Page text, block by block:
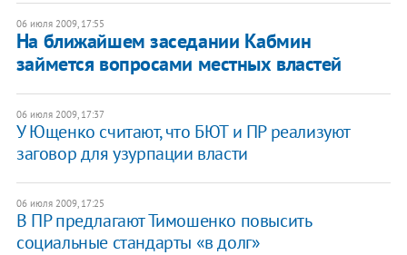
06 июля 2009, 17:55
На ближайшем заседании Кабмин
займется вопросами местных властей
06 июля 2009, 17:37
У Ющенко считают, что БЮТ и ПР реализуют
заговор для узурпации власти
06 июля 2009, 17:25
В ПР предлагают Тимошенко повысить
социальные стандарты «в долг»